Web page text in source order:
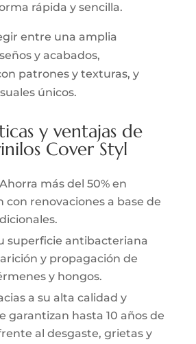
rápida y sencilla.
entre una amplia
y acabados,
patrones y texturas, y
únicos.
y ventajas de
Cover Styl
más del 50% en
con renovaciones a base de
superficie antibacteriana
y propagación de
y hongos.
a su alta calidad y
garantizan hasta 10 años de
al desgaste, grietas y